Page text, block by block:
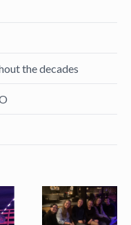
the decades